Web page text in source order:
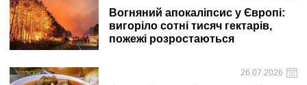
Вогняний апокаліпсис у Європі:
вигоріло сотні тисяч гектарів,
пожежі розростаються
26.07.2026